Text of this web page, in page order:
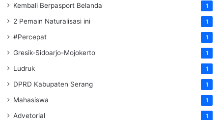
Kembali Berpasport Belanda 1
2 Pemain Naturalisasi ini 1
#Percepat 1
Gresik-Sidoarjo-Mojokerto 1
Ludruk 1
DPRD Kabupaten Serang 1
Mahasiswa 1
Advetorial 1